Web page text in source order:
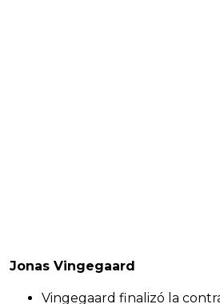
Jonas Vingegaard
Vingegaard finalizó la